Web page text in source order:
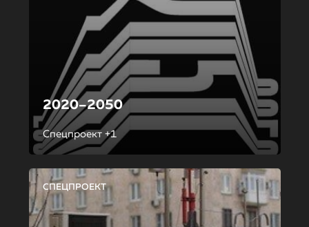
2020–2050
Спецпроект +1
СПЕЦПРОЕКТ